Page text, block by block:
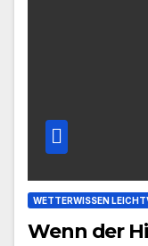
WETTERWISSEN
Wenn der